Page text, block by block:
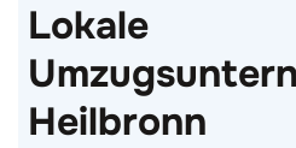
Lokale
Heilbronn